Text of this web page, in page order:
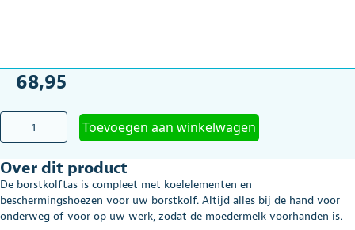
68,95
Borstvoedingstas
aantal
Toevoegen aan winkelwagen
Over dit product
De borstkolftas is compleet met koelelementen en
beschermingshoezen voor uw borstkolf. Altijd alles bij de hand voor
onderweg of voor op uw werk, zodat de moedermelk voorhanden is.